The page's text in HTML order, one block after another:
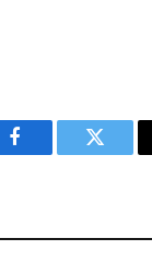
Facebook Twitter